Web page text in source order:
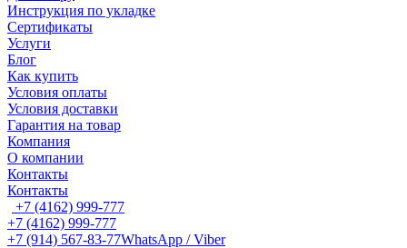
Инструкция по укладке
Сертификаты
Услуги
Блог
Как купить
Условия оплаты
Условия доставки
Гарантия на товар
Компания
О компании
Контакты
Контакты
+7 (4162) 999-777
+7 (4162) 999-777
+7 (914) 567-83-77WhatsApp / Viber